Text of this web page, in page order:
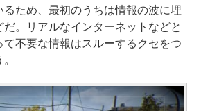
るため、最初のうちは情報の波に埋
だ。リアルなインターネットなどと
て不要な情報はスルーするクセをつ